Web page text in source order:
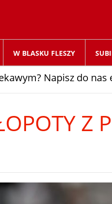
W BLASKU FLESZY
Napisz do nas
Z